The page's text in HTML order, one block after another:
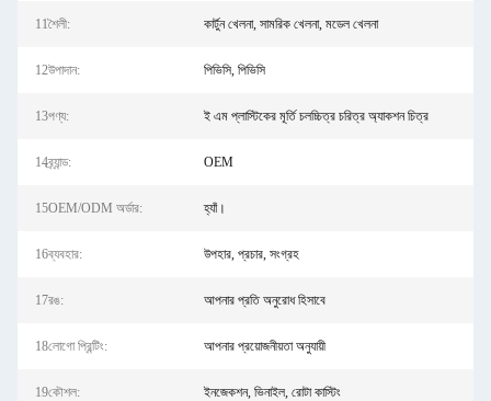
11শৈলী: কার্টুন খেলনা, সামরিক খেলনা, মডেল খেলনা
12উপাদান: পিভিসি, পিভিসি
13পণ্য: ই এম প্লাস্টিকের মূর্তি চলচ্চিত্র চরিত্র অ্যাকশন চিত্র
14ব্র্যান্ড: OEM
15OEM/ODM অর্ডার: হ্যাঁ।
16ব্যবহার: উপহার, প্রচার, সংগ্রহ
17রঙ: আপনার প্রতি অনুরোধ হিসাবে
18লোগো প্রিন্টিং: আপনার প্রয়োজনীয়তা অনুযায়ী
19কৌশল: ইনজেকশন, ভিনাইল, রোটা কাস্টিং